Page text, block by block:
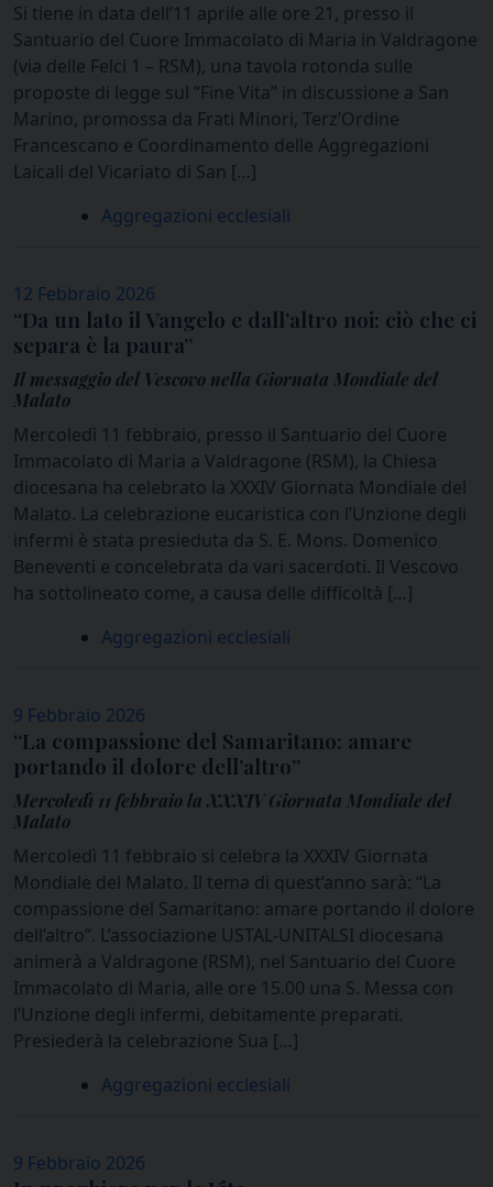
Si tiene in data dell’11 aprile alle ore 21, presso il
Santuario del Cuore Immacolato di Maria in Valdragone
(via delle Felci 1 – RSM), una tavola rotonda sulle
proposte di legge sul “Fine Vita” in discussione a San
Marino, promossa da Frati Minori, Terz’Ordine
Francescano e Coordinamento delle Aggregazioni
Laicali del Vicariato di San […]
Aggregazioni ecclesiali
12 Febbraio 2026
“Da un lato il Vangelo e dall’altro noi: ciò che ci
separa è la paura”
Il messaggio del Vescovo nella Giornata Mondiale del
Malato
Mercoledì 11 febbraio, presso il Santuario del Cuore
Immacolato di Maria a Valdragone (RSM), la Chiesa
diocesana ha celebrato la XXXIV Giornata Mondiale del
Malato. La celebrazione eucaristica con l’Unzione degli
infermi è stata presieduta da S. E. Mons. Domenico
Beneventi e concelebrata da vari sacerdoti. Il Vescovo
ha sottolineato come, a causa delle difficoltà […]
Aggregazioni ecclesiali
9 Febbraio 2026
“La compassione del Samaritano: amare
portando il dolore dell’altro”
Mercoledì 11 febbraio la XXXIV Giornata Mondiale del
Malato
Mercoledì 11 febbraio si celebra la XXXIV Giornata
Mondiale del Malato. Il tema di quest’anno sarà: “La
compassione del Samaritano: amare portando il dolore
dell’altro”. L’associazione USTAL-UNITALSI diocesana
animerà a Valdragone (RSM), nel Santuario del Cuore
Immacolato di Maria, alle ore 15.00 una S. Messa con
l’Unzione degli infermi, debitamente preparati.
Presiederà la celebrazione Sua […]
Aggregazioni ecclesiali
9 Febbraio 2026